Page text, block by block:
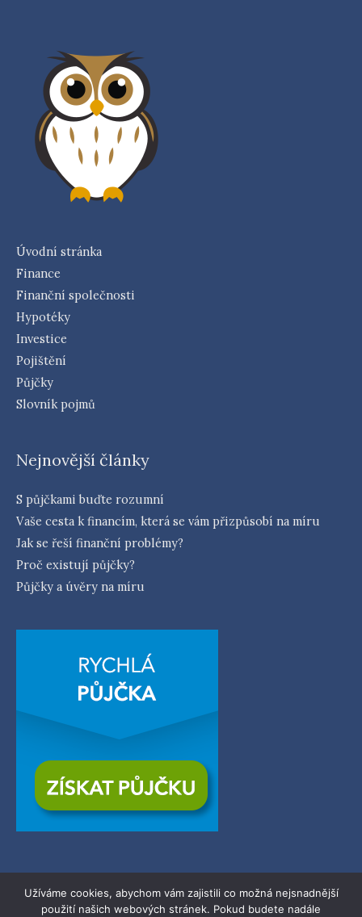
Úvodní stránka
Finance
Finanční společnosti
Hypotéky
Investice
Pojištění
Půjčky
Slovník pojmů
Nejnovější články
S půjčkami buďte rozumní
Vaše cesta k financím, která se vám přizpůsobí na míru
Jak se řeší finanční problémy?
Proč existují půjčky?
Půjčky a úvěry na míru
Užíváme cookies, abychom vám zajistili co možná nejsnadnější
použití našich webových stránek. Pokud budete nadále